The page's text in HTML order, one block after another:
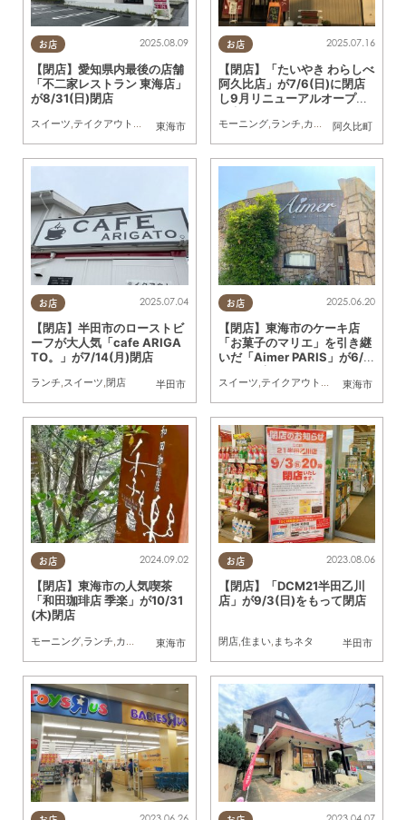
お店
東海市
2025.08.09
【閉店】愛知県内最後の店舗
「不二家レストラン 東海店」
が8/31(日)閉店
スイーツ,テイクアウト ,閉店 ,家族
お店
阿久比町
2025.07.16
【閉店】「たいやき わらしべ
阿久比店」が7/6(日)に閉店
し9月リニューアルオープン
モーニング,ランチ,カフェ ,スイーツ
お店
半田市
2025.07.04
【閉店】半田市のローストビ
ーフが大人気「cafe ARIGA
TO。」が7/14(月)閉店
ランチ,スイーツ,閉店
お店
東海市
2025.06.20
【閉店】東海市のケーキ店
「お菓子のマリエ」を引き継
いだ「Aimer PARIS」が6/2
9(日)閉店
スイーツ,テイクアウト ,閉店,家族
お店
東海市
2024.09.02
【閉店】東海市の人気喫茶
「和田珈琲店 季楽」が10/31
(木)閉店
モーニング ランチ カフェ スイーツ
お店
半田市
2023.08.06
【閉店】「DCM21半田乙川
店」が9/3(日)をもって閉店
閉店, 住まい, まちネタ